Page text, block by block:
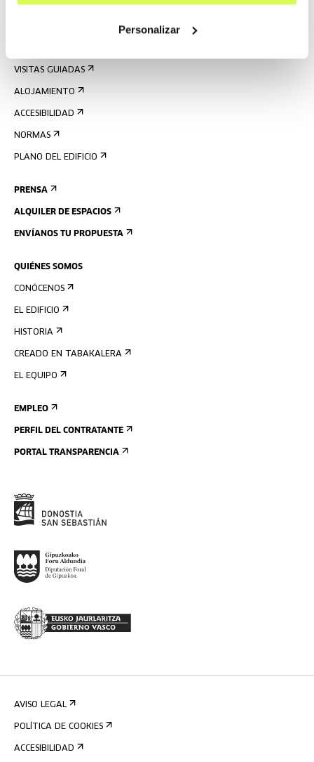
Personalizar
VISÍTANOS
VISITAS GUIADAS
ALOJAMIENTO
ACCESIBILIDAD
NORMAS
PLANO DEL EDIFICIO
PRENSA
ALQUILER DE ESPACIOS
ENVÍANOS TU PROPUESTA
QUIÉNES SOMOS
CONÓCENOS
EL EDIFICIO
HISTORIA
CREADO EN TABAKALERA
EL EQUIPO
EMPLEO
PERFIL DEL CONTRATANTE
PORTAL TRANSPARENCIA
AVISO LEGAL
POLÍTICA DE COOKIES
ACCESIBILIDAD